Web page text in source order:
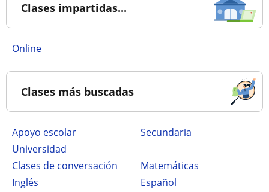
Clases impartidas...
online
Clases más buscadas
Apoyo escolar
secundaria
Universidad
Clases de conversación
Matemáticas
Inglés
Español